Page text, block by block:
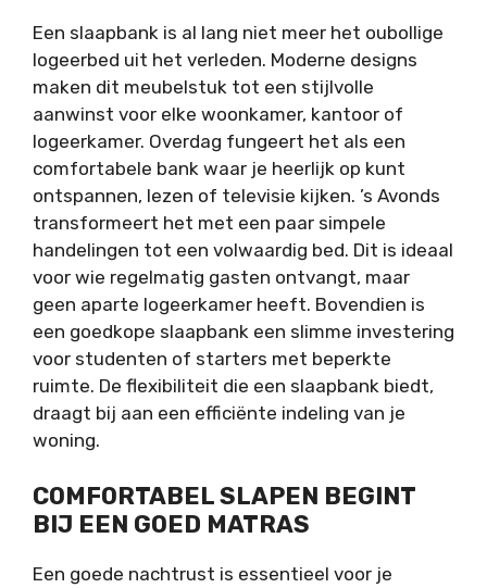
Een slaapbank is al lang niet meer het oubollige
logeerbed uit het verleden. Moderne designs
maken dit meubelstuk tot een stijlvolle
aanwinst voor elke woonkamer, kantoor of
logeerkamer. Overdag fungeert het als een
comfortabele bank waar je heerlijk op kunt
ontspannen, lezen of televisie kijken. ’s Avonds
transformeert het met een paar simpele
handelingen tot een volwaardig bed. Dit is ideaal
voor wie regelmatig gasten ontvangt, maar
geen aparte logeerkamer heeft. Bovendien is
een goedkope slaapbank een slimme investering
voor studenten of starters met beperkte
ruimte. De flexibiliteit die een slaapbank biedt,
draagt bij aan een efficiënte indeling van je
woning.
COMFORTABEL SLAPEN BEGINT
BIJ EEN GOED MATRAS
Een goede nachtrust is essentieel voor je